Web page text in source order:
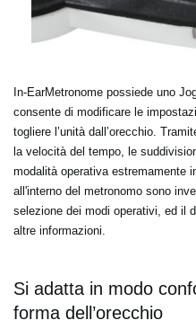
In-EarMetronome possiede uno
consente di modificare le
togliere l’unità dall’orecchio.
la velocità del tempo, le
modalità operativa estremamente
all'interno del metronomo sono
selezione dei modi operativi, ed il
altre informazioni.
Si adatta in modo
forma dell’orecchio